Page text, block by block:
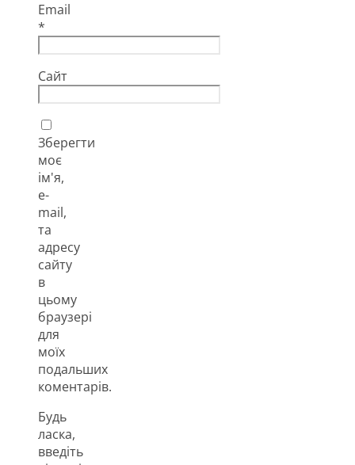
Email
*
Сайт
Зберегти
моє
ім'я,
e-
mail,
та
адресу
сайту
в
цьому
браузері
для
моїх
подальших
коментарів.
Будь
ласка,
введіть